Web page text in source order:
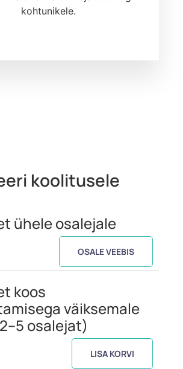
kohtunikele.
koolitusele
ühele osalejale
OSALE VEEBIS
koos
väiksemale
osalejat)
LISA KORVI